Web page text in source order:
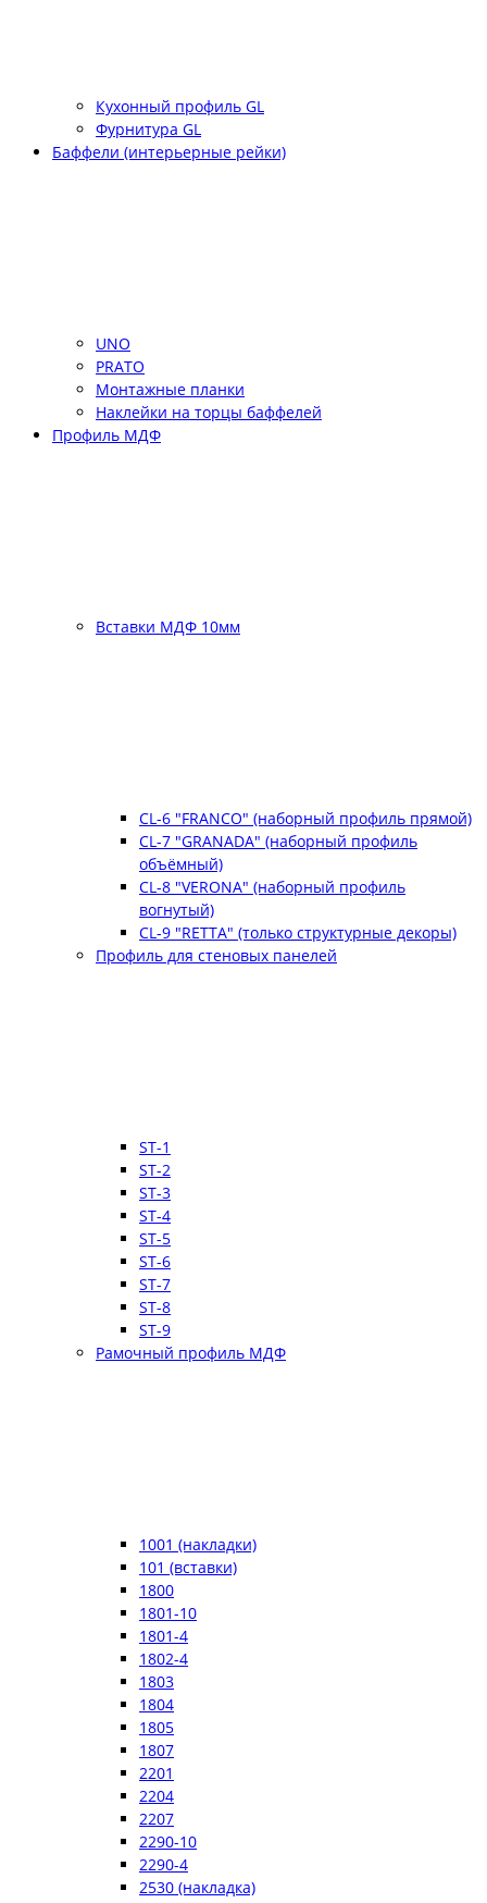
Кухонный профиль GL
Фурнитура GL
Баффели (интерьерные рейки)
UNO
PRATO
Монтажные планки
Наклейки на торцы баффелей
Профиль МДФ
Вставки МДФ 10мм
CL-6 "FRANCO" (наборный профиль прямой)
CL-7 "GRANADA" (наборный профиль
объёмный)
CL-8 "VERONA" (наборный профиль
вогнутый)
CL-9 "RETTA" (только структурные декоры)
Профиль для стеновых панелей
ST-1
ST-2
ST-3
ST-4
ST-5
ST-6
ST-7
ST-8
ST-9
Рамочный профиль МДФ
1001 (накладки)
101 (вставки)
1800
1801-10
1801-4
1802-4
1803
1804
1805
1807
2201
2204
2207
2290-10
2290-4
2530 (накладка)